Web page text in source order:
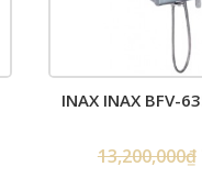
INAX INAX BFV-
13,200,000₫